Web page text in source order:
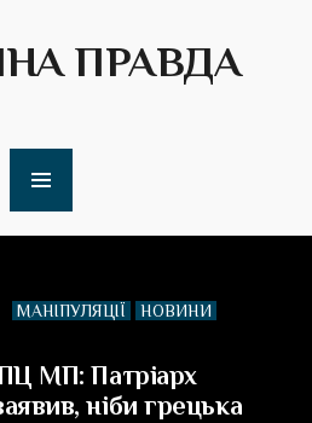
ПРАВДА
МАНІПУЛЯЦІЇ НОВИНИ
МП: Патріарх
ніби грецька